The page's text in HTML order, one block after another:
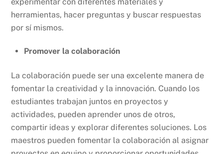
experimentar con diferentes materiales y
herramientas, hacer preguntas y buscar respuestas
por sí mismos.
Promover la colaboración
La colaboración puede ser una excelente manera de
fomentar la creatividad y la innovación. Cuando los
estudiantes trabajan juntos en proyectos y
actividades, pueden aprender unos de otros,
compartir ideas y explorar diferentes soluciones. Los
maestros pueden fomentar la colaboración al asignar